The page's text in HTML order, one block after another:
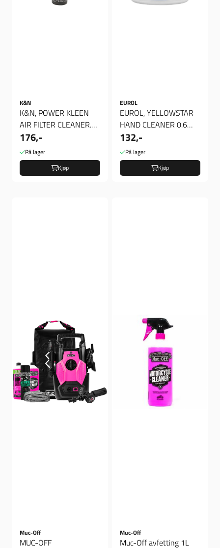
K&N
K&N, POWER KLEEN
AIR FILTER CLEANER.
355CC
176,-
På lager
Kjøp
EUROL
EUROL, YELLOWSTAR
HAND CLEANER 0.6
LITER, Hånd rens
132,-
På lager
Kjøp
Muc-Off
MUC-OFF
Muc-Off
Muc-Off avfetting 1L